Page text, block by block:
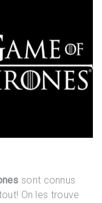
sont connus
On les trouve